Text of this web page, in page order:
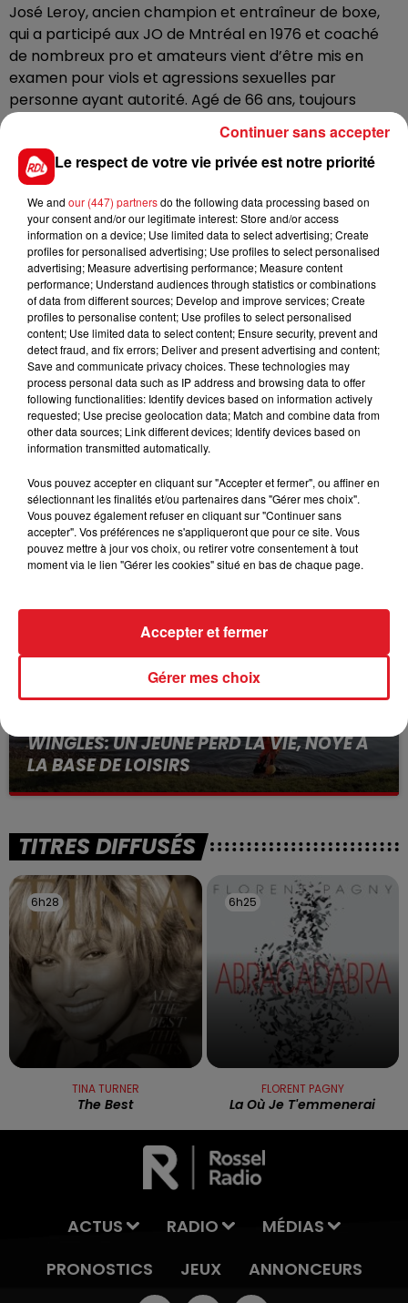
José Leroy, ancien champion et entraîneur de boxe,
qui a participé aux JO de Mntréal en 1976 et coaché
de nombreux pro et amateurs vient d’être mis en
examen pour viols et agressions sexuelles par
personne ayant autorité. Agé de 66 ans, toujours
président du club de boxe de Grande Synthe, il a été
placé en détention provisoire. Au moins trois victimes
ont dénoncé des faits qui remontent aux années 90 à
2000, comme l'expliquent nos confrères de
Nord. D'autres victimes pourraient s'ajouter à cette
liste.
FIL D'ACTUS
15 juillet 2026
BÉTHUNE: ENQUÊTE POUR HOMICIDE
VOLONTAIRE EN COURS, APRÈS LA...
Selon les premiers éléments, le logement servait
WINGLES: UN JEUNE PERD LA VIE, NOYÉ À
LA BASE DE LOISIRS
La victime a coulé à pic
TITRES DIFFUSÉS
6h28
6h28
TINA TURNER
The Best
6h25
6h25
FLORENT PAGNY
La Où Je T'emmenerai
ACTUS RADIO
MÉDIAS
PRONOSTICS
JEUX ANNONCEURS
Le respect de votre vie privée est notre priorité
We and our (447) partnersdo the following data processing based on
your consent and/or our legitimate interest: Store and/or access
information on a device; Use limited data to select advertising; Create
profiles for personalised advertising; Use profiles to select personalised
advertising; Measure advertising performance; Measure content
performance; Understand audiences through statistics or combinations
of data from different sources; Develop and improve services; Create
profiles to personalise content; Use profiles to select personalised
content; Use limited data to select content; Ensure security, prevent and
detect fraud, and fix errors; Deliver and present advertising and content;
Save and communicate privacy choices. These technologies may
process personal data such as IP address and browsing data to offer
following functionalities: Identify devices based on information actively
requested; Use precise geolocation data; Match and combine data from
other data sources; Link different devices; Identify devices based on
information transmitted automatically.
Vous pouvez accepter en cliquant sur "Accepter et fermer", ou affiner en
sélectionnant les finalités et/ou partenaires dans "Gérer mes choix".
Vous pouvez également refuser en cliquant sur "Continuer sans
accepter". Vos préférences ne s'appliqueront que pour ce site. Vous
pouvez mettre à jour vos choix, ou retirer votre consentement à tout
moment via le lien "Gérer les cookies" situé en bas de chaque page.
Gérer mes choix
Accepter et fermer
Continuer sans accepter